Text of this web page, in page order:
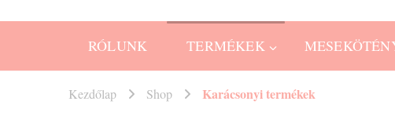
RÓLUNK TERMÉKEK
Kezdőlap Shop Karácsonyi termékek